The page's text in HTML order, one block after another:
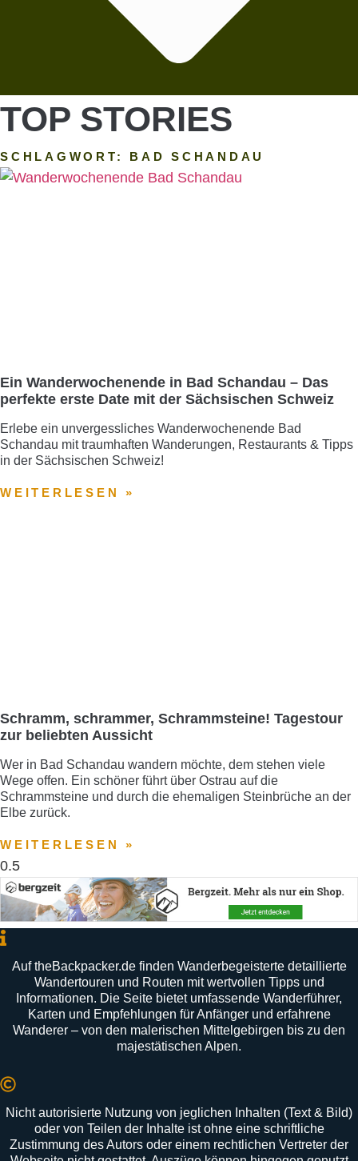
TOP STORIES
SCHLAGWORT: BAD SCHANDAU
Ein Wanderwochenende in Bad Schandau – Das
perfekte erste Date mit der Sächsischen Schweiz
Erlebe ein unvergessliches Wanderwochenende Bad
Schandau mit traumhaften Wanderungen, Restaurants & Tipps
in der Sächsischen Schweiz!
WEITERLESEN »
Schramm, schrammer, Schrammsteine! Tagestour
zur beliebten Aussicht
Wer in Bad Schandau wandern möchte, dem stehen viele
Wege offen. Ein schöner führt über Ostrau auf die
Schrammsteine und durch die ehemaligen Steinbrüche an der
Elbe zurück.
WEITERLESEN »
Auf theBackpacker.de finden Wanderbegeisterte detaillierte
Wandertouren und Routen mit wertvollen Tipps und
Informationen. Die Seite bietet umfassende Wanderführer,
Karten und Empfehlungen für Anfänger und erfahrene
Wanderer – von den malerischen Mittelgebirgen bis zu den
majestätischen Alpen.
Nicht autorisierte Nutzung von jeglichen Inhalten (Text & Bild)
oder von Teilen der Inhalte ist ohne eine schriftliche
Zustimmung des Autors oder einem rechtlichen Vertreter der